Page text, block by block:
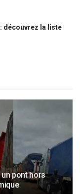
découvrez la liste
un pont hors